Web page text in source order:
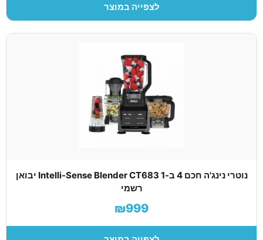
לצפייה במוצר
נוטרי נינג'ה חכם 4 ב-1 Intelli-Sense Blender CT683 יבואן
רשמי
₪999